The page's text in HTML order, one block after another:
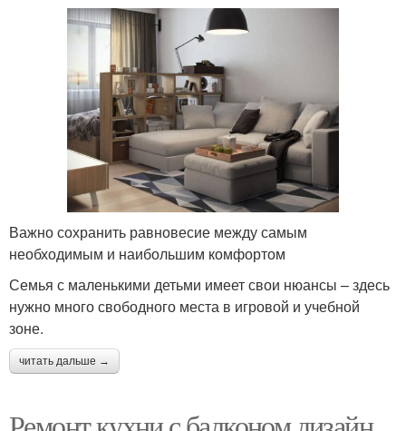
Важно сохранить равновесие между самым
необходимым и наибольшим комфортом
Семья с маленькими детьми имеет свои нюансы – здесь
нужно много свободного места в игровой и учебной
зоне.
читать дальше →